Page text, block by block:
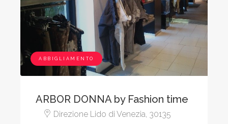
ABBIGLIAMENTO
ARBOR DONNA by Fashion time
Direzione Lido di Venezia, 30135